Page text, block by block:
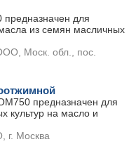
для
из семян масличных
Моск. обл., пос.
предназначен для
культур на масло и
г. Москва